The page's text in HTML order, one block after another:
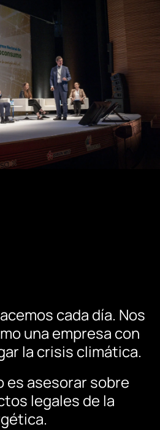
cada día. Nos
una empresa con
la crisis climática.
es asesorar sobre
legales de la